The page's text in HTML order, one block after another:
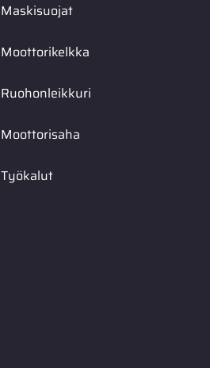
Maskisuojat
Moottorikelkka
Ruohonleikkuri
Moottorisaha
Työkalut